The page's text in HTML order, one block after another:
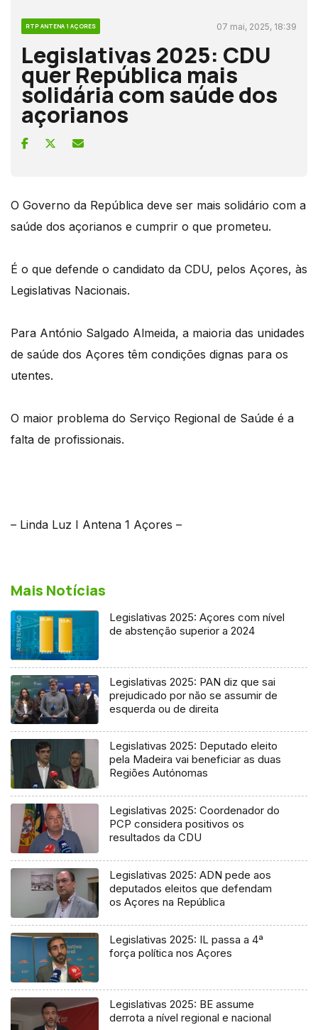
RTP ANTENA 1 AÇORES 07 mai, 2025, 18:39
Legislativas 2025: CDU
quer República mais
solidária com saúde dos
açorianos
O Governo da República deve ser mais solidário com a
saúde dos açorianos e cumprir o que prometeu.
É o que defende o candidato da CDU, pelos Açores, às
Legislativas Nacionais.
Para António Salgado Almeida, a maioria das unidades
de saúde dos Açores têm condições dignas para os
utentes.
O maior problema do Serviço Regional de Saúde é a
falta de profissionais.
– Linda Luz I Antena 1 Açores –
Mais Notícias
Legislativas 2025: Açores com nível
de abstenção superior a 2024
Legislativas 2025: PAN diz que sai
prejudicado por não se assumir de
esquerda ou de direita
Legislativas 2025: Deputado eleito
pela Madeira vai beneficiar as duas
Regiões Autónomas
Legislativas 2025: Coordenador do
PCP considera positivos os
resultados da CDU
Legislativas 2025: ADN pede aos
deputados eleitos que defendam
os Açores na República
Legislativas 2025: IL passa a 4ª
força política nos Açores
Legislativas 2025: BE assume
derrota a nível regional e nacional